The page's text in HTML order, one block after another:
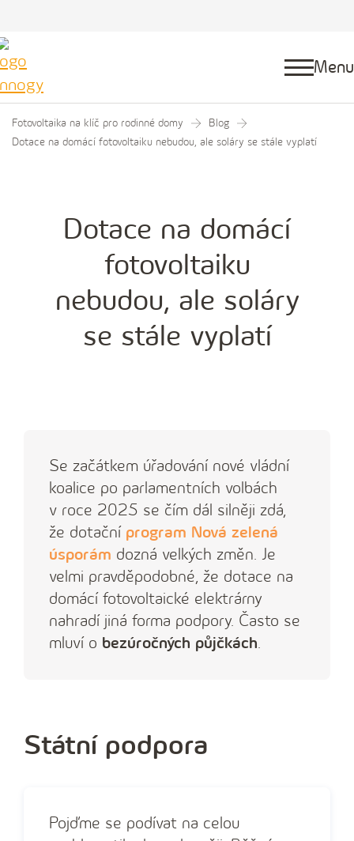
Menu
Fotovoltaika na klíč pro rodinné domy
Blog
Dotace na domácí fotovoltaiku nebudou, ale soláry se stále vyplatí
Dotace na domácí
fotovoltaiku
nebudou, ale soláry
se stále vyplatí
Se začátkem úřadování nové vládní
koalice po parlamentních volbách
v roce 2025 se čím dál silněji zdá,
že dotační program Nová zelená
úsporám dozná velkých změn. Je
velmi pravděpodobné, že dotace na
domácí fotovoltaické elektrárny
nahradí jiná forma podpory. Často se
mluví o bezúročných půjčkách.
Státní podpora
Pojďme se podívat na celou